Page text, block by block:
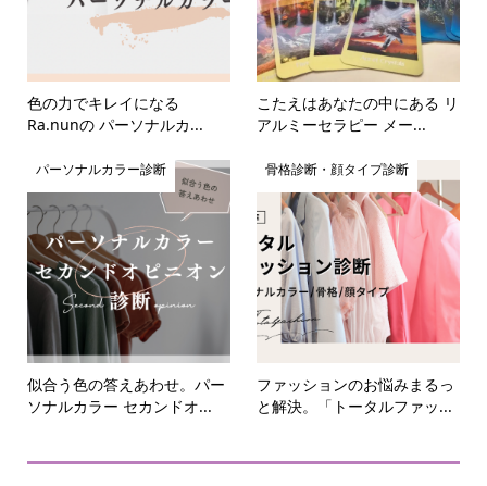
色の力でキレイになる
Ra.nunの パーソナルカ...
こたえはあなたの中にある リ
アルミーセラピー メー...
パーソナルカラー診断
似合う色の答えあわせ。パー
ソナルカラー セカンドオ...
骨格診断・顔タイプ診断
ファッションのお悩みまるっ
と解決。「トータルファッ...